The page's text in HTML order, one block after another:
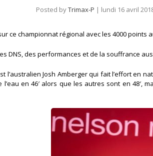
Posted byTrimax-P | lundi 16 avril
ce championnat régional avec les 4000 points
DNS, des performances et de la souffrance
l’australien Josh Amberger qui fait l’effort en
en 46′ alors que les autres sont en 48′,